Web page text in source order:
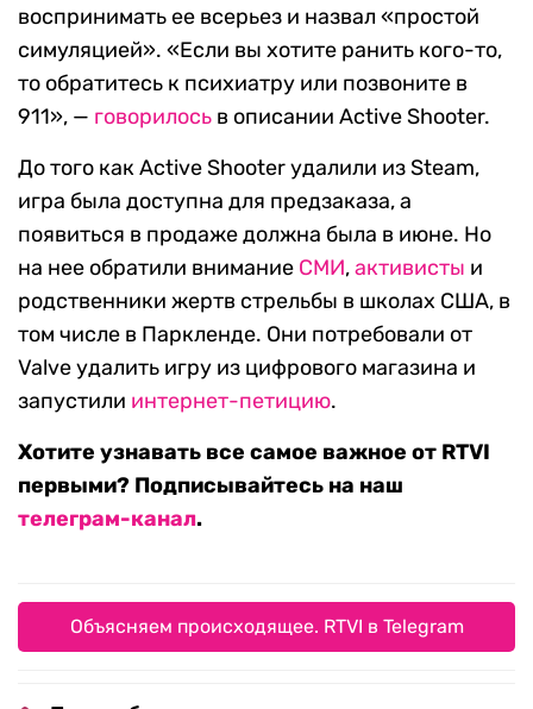
воспринимать ее всерьез и назвал «простой
симуляцией». «Если вы хотите ранить кого-то,
то обратитесь к психиатру или позвоните в
911», — говорилось в описании Active Shooter.
До того как Active Shooter удалили из Steam,
игра была доступна для предзаказа, а
появиться в продаже должна была в июне. Но
на нее обратили внимание СМИ,активисты и
родственники жертв стрельбы в школах США, в
том числе в Паркленде. Они потребовали от
Valve удалить игру из цифрового магазина и
запустили интернет-петицию.
Хотите узнавать все самое важное от RTVI
первыми? Подписывайтесь на наш
телеграм-канал.
Объясняем происходящее. RTVI в Telegram